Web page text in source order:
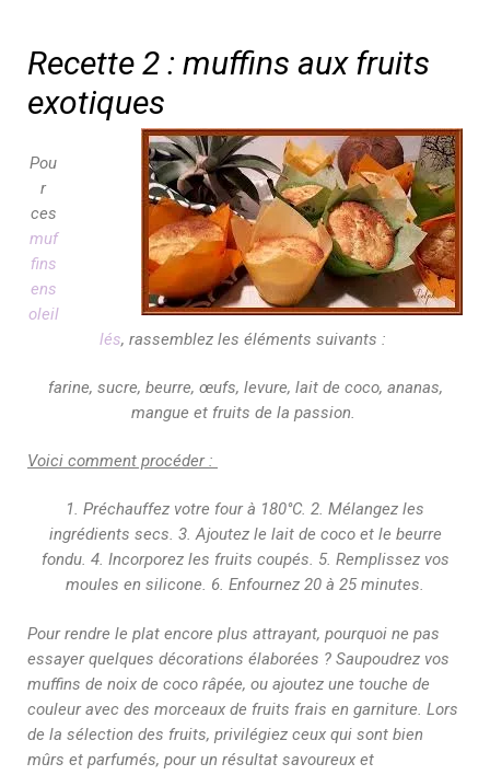
Recette 2 : muffins aux fruits
exotiques
Pou
r
ces
muf
fins
ens
oleil
lés, rassemblez les éléments suivants :
farine, sucre, beurre, œufs, levure, lait de coco, ananas,
mangue et fruits de la passion.
Voici comment procéder :
1. Préchauffez votre four à 180°C. 2. Mélangez les
ingrédients secs. 3. Ajoutez le lait de coco et le beurre
fondu. 4. Incorporez les fruits coupés. 5. Remplissez vos
moules en silicone. 6. Enfournez 20 à 25 minutes.
Pour rendre le plat encore plus attrayant, pourquoi ne pas
essayer quelques décorations élaborées ? Saupoudrez vos
muffins de noix de coco râpée, ou ajoutez une touche de
couleur avec des morceaux de fruits frais en garniture. Lors
de la sélection des fruits, privilégiez ceux qui sont bien
mûrs et parfumés, pour un résultat savoureux et